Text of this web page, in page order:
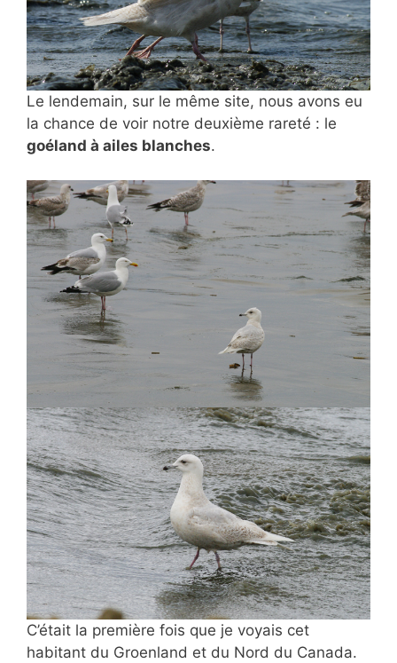
Le lendemain, sur le même site, nous avons eu
la chance de voir notre deuxième rareté : le
goéland à ailes blanches.
C’était la première fois que je voyais cet
habitant du Groenland et du Nord du Canada.